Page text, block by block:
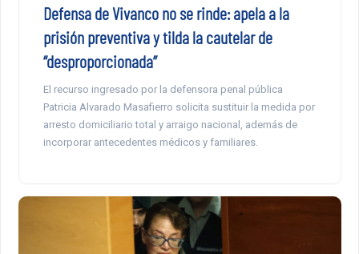
Defensa de Vivanco no se rinde: apela a la
prisión preventiva y tilda la cautelar de
“desproporcionada”
El recurso ingresado por la defensora penal pública
Patricia Alvarado Masafierro solicita sustituir la medida por
arresto domiciliario total y arraigo nacional, además de
incorporar antecedentes médicos y familiares.